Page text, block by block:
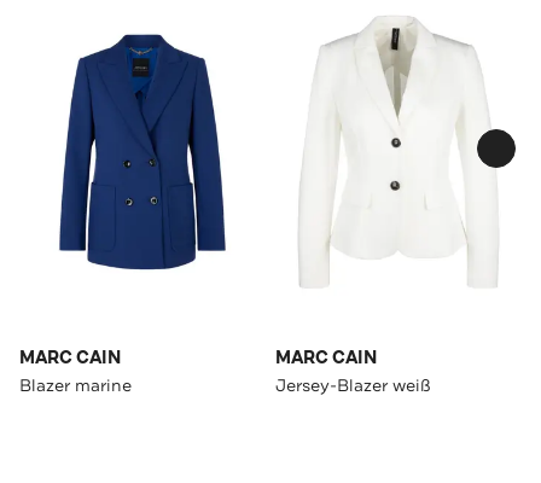
MARC CAIN
Blazer marine
MARC CAIN
Jersey-Blazer weiß